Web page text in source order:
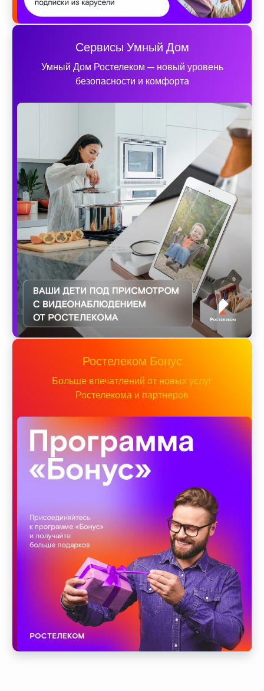
Сервисы Умный Дом
Умный Дом Ростелеком — новый уровень
безопасности и комфорта
Ростелеком Бонус
Больше впечатлений от новых услуг
Ростелекома и партнеров